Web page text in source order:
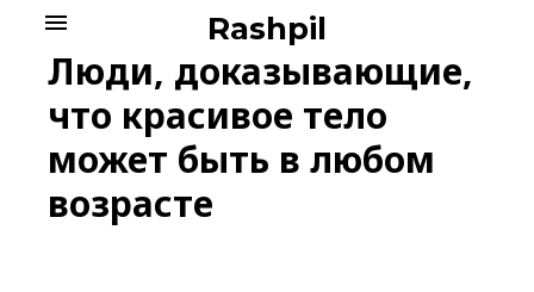
content
Rashpil
menu
Люди, доказывающие,
что красивое тело
может быть в любом
возрасте